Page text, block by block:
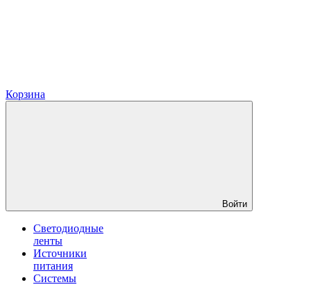
Корзина
Войти
Светодиодные
ленты
Источники
питания
Системы